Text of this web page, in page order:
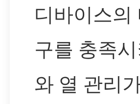
디바이스의
구를 충족
와 열 관리